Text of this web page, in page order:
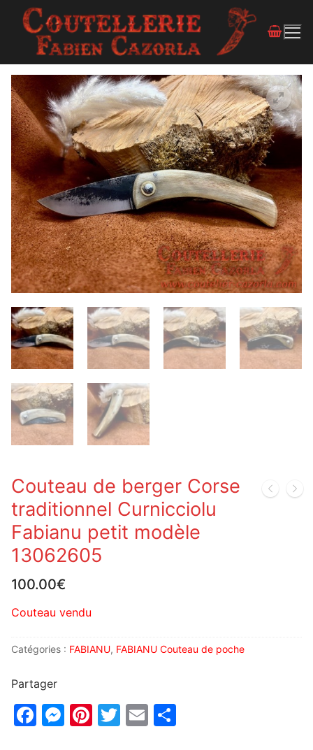
Couteau de berger Corse
traditionnel Curnicciolu
Fabianu petit modèle
13062605
100.00€
Couteau vendu
Catégories : FABIANU, FABIANU Couteau de poche
Partager
Facebook
Messenger
Pinterest
Twitter
Email